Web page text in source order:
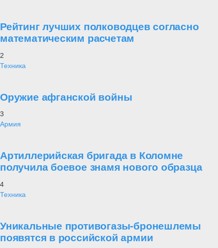
Рейтинг лучших полководцев согласно
математическим расчетам
2
Техника
Оружие афганской войны
3
Армия
Артиллерийская бригада в Коломне
получила боевое знамя нового образца
4
Техника
Уникальные противогазы-бронешлемы
появятся в российской армии